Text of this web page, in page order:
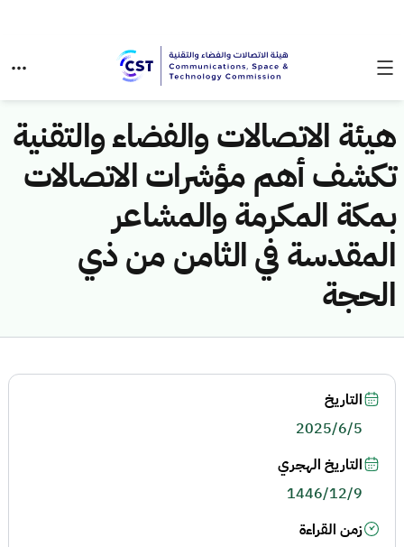
هيئة الاتصالات والفضاء والتقنية
تكشف أهم مؤشرات الاتصالات
بمكة المكرمة والمشاعر
المقدسة في الثامن من ذي
الحجة
التاريخ
2025/6/5
التاريخ الهجري
1446/12/9
زمن القراءة